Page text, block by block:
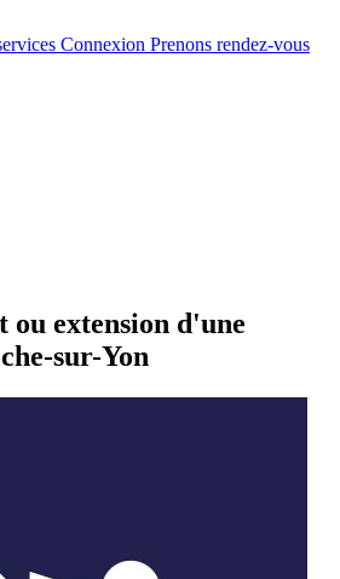
Connexion Prenons rendez-vous
ou extension d'une
sur-Yon